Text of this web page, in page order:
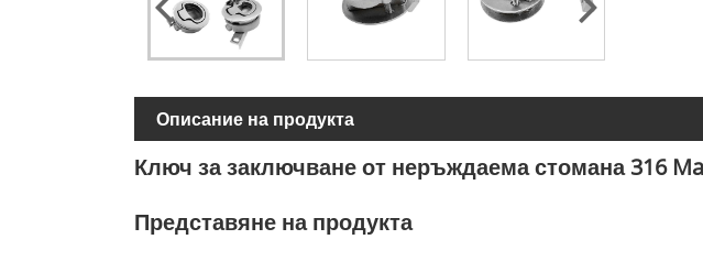
Описание на продукта
Ключ за заключване от неръждаема стомана 316
Представяне на продукта